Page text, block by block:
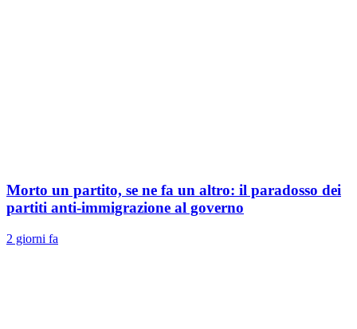
Morto un partito, se ne fa un altro: il paradosso dei
partiti anti-immigrazione al governo
2 giorni fa